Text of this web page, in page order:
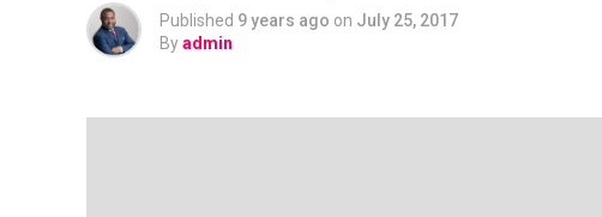
Published 9 years ago on July 25, 2017
Byadmin